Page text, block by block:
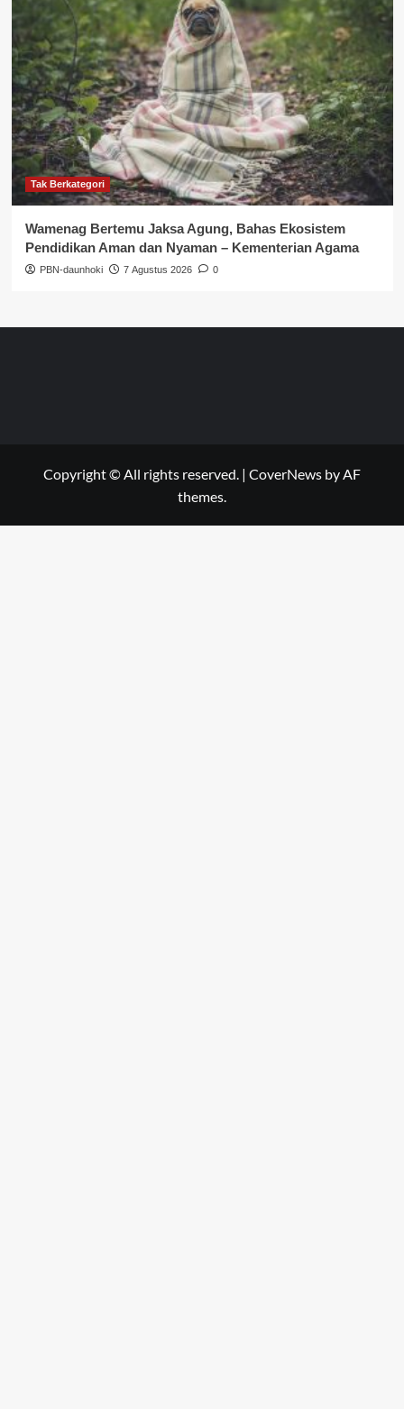
Tak Berkategori
Wamenag Bertemu Jaksa Agung, Bahas Ekosistem
Pendidikan Aman dan Nyaman – Kementerian Agama
PBN-daunhoki 7 Agustus 2026 0
Copyright © All rights reserved. | CoverNews by AF
themes.